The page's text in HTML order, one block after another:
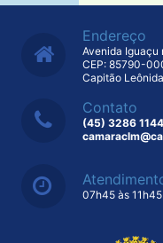
Endereço
Avenida Iguaçu
CEP: 85790-
Capitão
Contato
(45) 3286 1144
07h45 às